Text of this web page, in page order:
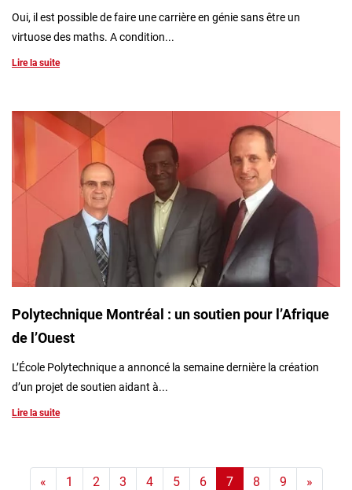
Oui, il est possible de faire une carrière en génie sans être un
virtuose des maths. A condition...
Lire la suite
Polytechnique Montréal : un soutien pour l’Afrique
de l’Ouest
L’École Polytechnique a annoncé la semaine dernière la création
d’un projet de soutien aidant à...
Lire la suite
« 1 2 3 4 5 6 7 8 9 »